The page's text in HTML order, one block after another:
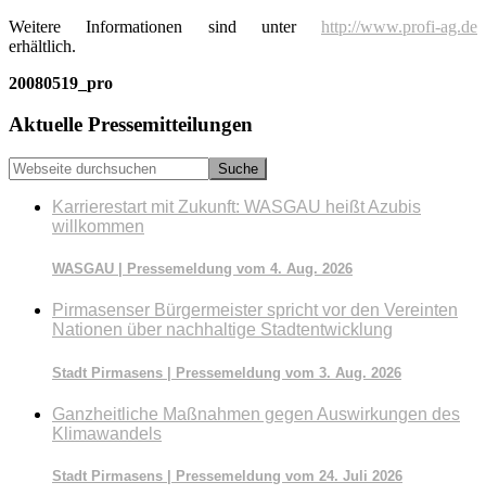
Weitere Informationen sind unter http://www.profi-ag.de
erhältlich.
20080519_pro
Seitenspalte
Aktuelle Pressemitteilungen
Webseite
durchsuchen
Karrierestart mit Zukunft: WASGAU heißt Azubis
willkommen
WASGAU | Pressemeldung vom 4. Aug. 2026
Pirmasenser Bürgermeister spricht vor den Vereinten
Nationen über nachhaltige Stadtentwicklung
Stadt Pirmasens | Pressemeldung vom 3. Aug. 2026
Ganzheitliche Maßnahmen gegen Auswirkungen des
Klimawandels
Stadt Pirmasens | Pressemeldung vom 24. Juli 2026